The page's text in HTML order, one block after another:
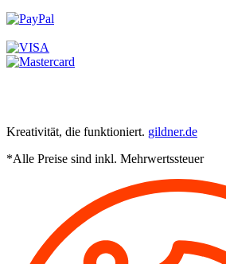
Kreativität, die funktioniert. gildner.de
*Alle Preise sind inkl. Mehrwertssteuer